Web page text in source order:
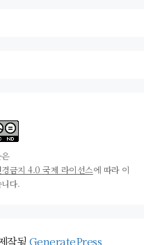
금지 4.0 국제 라이선스에 따라 이
다.
작됨 GeneratePress